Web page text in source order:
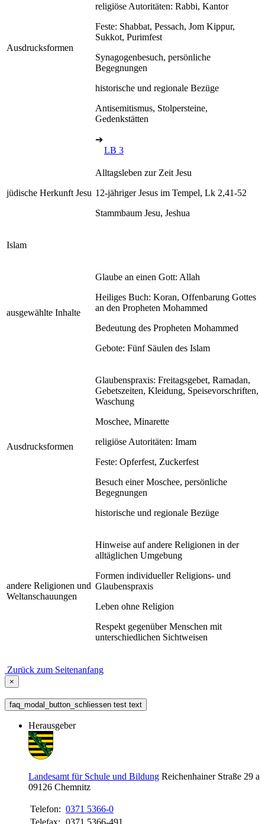
Ausdrucksformen
religiöse Autoritäten: Rabbi, Kantor
Feste: Shabbat, Pessach, Jom Kippur,
Sukkot, Purimfest
Synagogenbesuch, persönliche
Begegnungen
historische und regionale Bezüge
Antisemitismus, Stolpersteine,
Gedenkstätten
➔
LB 3
jüdische Herkunft Jesu
Alltagsleben zur Zeit Jesu
12-jähriger Jesus im Tempel, Lk 2,41-52
Stammbaum Jesu, Jeshua
Islam
ausgewählte Inhalte
Glaube an einen Gott: Allah
Heiliges Buch: Koran, Offenbarung Gottes
an den Propheten Mohammed
Bedeutung des Propheten Mohammed
Gebote: Fünf Säulen des Islam
Ausdrucksformen
Glaubenspraxis: Freitagsgebet, Ramadan,
Gebetszeiten, Kleidung, Speisevorschriften,
Waschung
Moschee, Minarette
religiöse Autoritäten: Imam
Feste: Opferfest, Zuckerfest
Besuch einer Moschee, persönliche
Begegnungen
historische und regionale Bezüge
andere Religionen und
Weltanschauungen
Hinweise auf andere Religionen in der
alltäglichen Umgebung
Formen individueller Religions- und
Glaubenspraxis
Leben ohne Religion
Respekt gegenüber Menschen mit
unterschiedlichen Sichtweisen
Zurück zum Seitenanfang
×
faq_modal_button_schliessen test text
Herausgeber
Landesamt für Schule und Bildung Reichenhainer Straße 29 a
09126 Chemnitz
Telefon: 0371 5366-0
Telefax: 0371 5366-491